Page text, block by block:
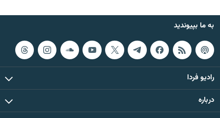
به ما بپیوندید
رادیو فردا
درباره